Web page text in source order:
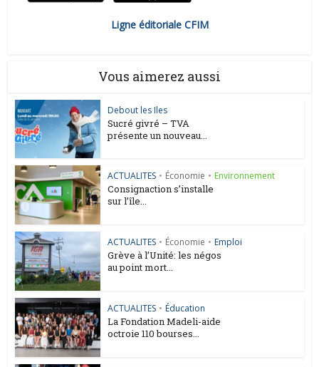
Ligne éditoriale CFIM
Vous aimerez aussi
Debout les Iles
Sucré givré – TVA
présente un nouveau...
ACTUALITES • Économie • Environnement
Consignaction s’installe
sur l’île...
ACTUALITES • Économie • Emploi
Grève à l’Unité: les négos
au point mort...
ACTUALITES • Éducation
La Fondation Madeli-aide
octroie 110 bourses...